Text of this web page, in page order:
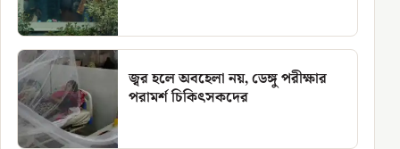
জ্বর হলে অবহেলা নয়, ডেঙ্গু পরীক্ষার
পরামর্শ চিকিৎসকদের